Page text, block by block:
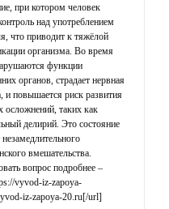
при котором человек
над употреблением
что приводит к тяжёлой
организма. Во время
функции
органов, страдает нервная
и повышается риск развития
осложнений, таких как
делирий. Это состояние
незамедлительного
вмешательства.
вопрос подробнее –
vyvod-iz-zapoya-
iz-zapoya-20.ru[/url]